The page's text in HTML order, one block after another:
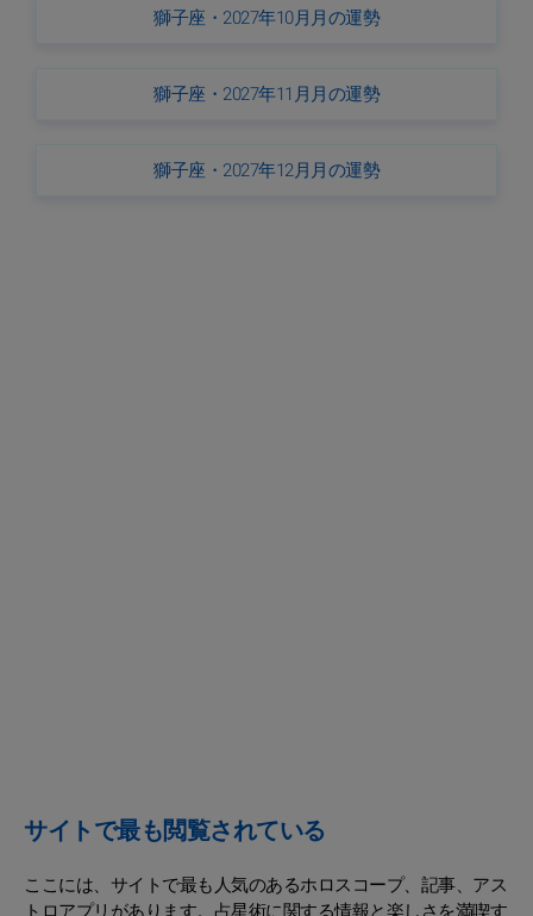
獅子座・2027年10月月の運勢
獅子座・2027年11月月の運勢
獅子座・2027年12月月の運勢
サイトで最も閲覧されている
ここには、サイトで最も人気のあるホロスコープ、記事、アス